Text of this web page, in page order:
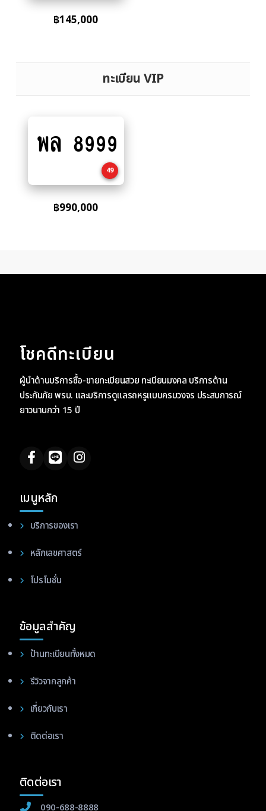
฿145,000
ทะเบียน VIP
to
พล 8999
49
฿990,000
โชคดีทะเบียน
ผู้นำด้านบริการซื้อ-ขายทะเบียนสวย ทะเบียนมงคล บริการด้าน
ประกันภัย พรบ. และบริการดูแลรถหรูแบบครบวงจร ประสบการณ์
ยาวนานกว่า 15 ปี
เมนูหลัก
บริการของเรา
หลักเลขศาสตร์
โปรโมชั่น
ข้อมูลสำคัญ
ป้านทะเบียนทั้งหมด
รีวิวจากลูกค้า
เกี่ยวกับเรา
ติดต่อเรา
ติดต่อเรา
090-688-8888